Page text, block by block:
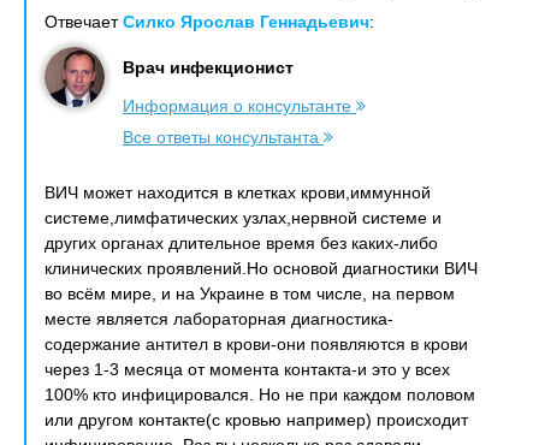
ОтвечаетСилко Ярослав Геннадьевич:
Врач инфекционист
Информация о консультанте
Все ответы консультанта
ВИЧ может находится в клетках крови,иммунной
системе,лимфатических узлах,нервной системе и
других органах длительное время без каких-либо
клинических проявлений.Но основой диагностики ВИЧ
во всём мире, и на Украине в том числе, на первом
месте является лабораторная диагностика-
содержание антител в крови-они появляются в крови
через 1-3 месяца от момента контакта-и это у всех
100% кто инфицировался. Но не при каждом половом
или другом контакте(с кровью например) происходит